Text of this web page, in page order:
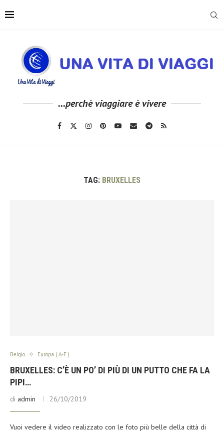
...perchè viaggiare è vivere
TAG: BRUXELLES
Belgio Europa ( A-F )
BRUXELLES: C’È UN PO’ DI PIÙ DI UN PUTTO CHE FA LA
PIPI…
di admin 26/10/2019
Vuoi vedere il video realizzato con le foto più belle della città di